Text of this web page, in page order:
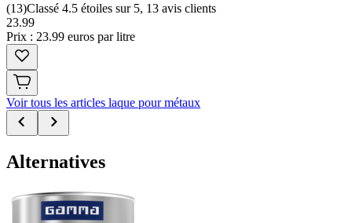
(13)Classé 4.5 étoiles sur 5, 13 avis clients
23.99
Prix : 23.99 euros par litre
Voir tous les articles laque pour métaux
Alternatives